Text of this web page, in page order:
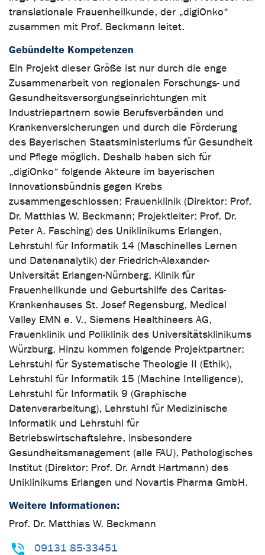
translationale Frauenheilkunde, der „digiOnko“
zusammen mit Prof. Beckmann leitet.
Gebündelte Kompetenzen
Ein Projekt dieser Größe ist nur durch die enge
Zusammenarbeit von regionalen Forschungs- und
Gesundheitsversorgungseinrichtungen mit
Industriepartnern sowie Berufsverbänden und
Krankenversicherungen und durch die Förderung
des Bayerischen Staatsministeriums für Gesundheit
und Pflege möglich. Deshalb haben sich für
„digiOnko“ folgende Akteure im bayerischen
Innovationsbündnis gegen Krebs
zusammengeschlossen: Frauenklinik (Direktor: Prof.
Dr. Matthias W. Beckmann; Projektleiter: Prof. Dr.
Peter A. Fasching) des Uniklinikums Erlangen,
Lehrstuhl für Informatik 14 (Maschinelles Lernen
und Datenanalytik) der Friedrich-Alexander-
Universität Erlangen-Nürnberg, Klinik für
Frauenheilkunde und Geburtshilfe des Caritas-
Krankenhauses St. Josef Regensburg, Medical
Valley EMN e. V., Siemens Healthineers AG,
Frauenklinik und Poliklinik des Universitätsklinikums
Würzburg. Hinzu kommen folgende Projektpartner:
Lehrstuhl für Systematische Theologie II (Ethik),
Lehrstuhl für Informatik 15 (Machine Intelligence),
Lehrstuhl für Informatik 9 (Graphische
Datenverarbeitung), Lehrstuhl für Medizinische
Informatik und Lehrstuhl für
Betriebswirtschaftslehre, insbesondere
Gesundheitsmanagement (alle FAU), Pathologisches
Institut (Direktor: Prof. Dr. Arndt Hartmann) des
Uniklinikums Erlangen und Novartis Pharma GmbH.
Weitere Informationen:
Prof. Dr. Matthias W. Beckmann
09131 85-33451